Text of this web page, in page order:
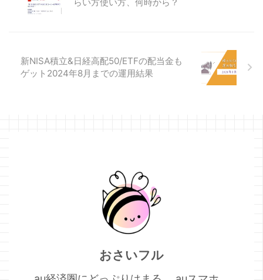
約効果は大きく変わります。
方✔ ポイント価値を最大化す
るコツ を分かりやすく解説し
新NISA積立&日経高配50/ETFの配当金も
ゲット2024年8月までの運用結果
おさいフル